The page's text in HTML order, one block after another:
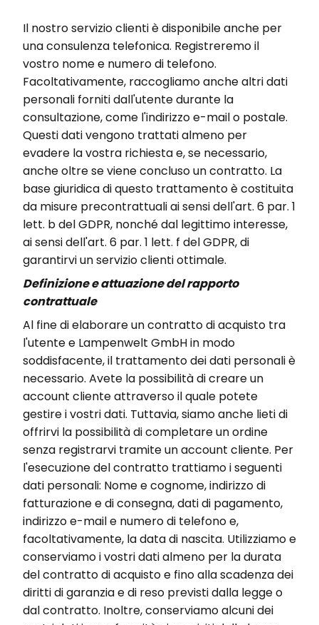
Il nostro servizio clienti è disponibile anche per
una consulenza telefonica. Registreremo il
vostro nome e numero di telefono.
Facoltativamente, raccogliamo anche altri dati
personali forniti dall'utente durante la
consultazione, come l'indirizzo e-mail o postale.
Questi dati vengono trattati almeno per
evadere la vostra richiesta e, se necessario,
anche oltre se viene concluso un contratto. La
base giuridica di questo trattamento è costituita
da misure precontrattuali ai sensi dell'art. 6 par. 1
lett. b del GDPR, nonché dal legittimo interesse,
ai sensi dell'art. 6 par. 1 lett. f del GDPR, di
garantirvi un servizio clienti ottimale.
Definizione e attuazione del rapporto
contrattuale
Al fine di elaborare un contratto di acquisto tra
l'utente e Lampenwelt GmbH in modo
soddisfacente, il trattamento dei dati personali è
necessario. Avete la possibilità di creare un
account cliente attraverso il quale potete
gestire i vostri dati. Tuttavia, siamo anche lieti di
offrirvi la possibilità di completare un ordine
senza registrarvi tramite un account cliente. Per
l'esecuzione del contratto trattiamo i seguenti
dati personali: Nome e cognome, indirizzo di
fatturazione e di consegna, dati di pagamento,
indirizzo e-mail e numero di telefono e,
facoltativamente, la data di nascita. Utilizziamo e
conserviamo i vostri dati almeno per la durata
del contratto di acquisto e fino alla scadenza dei
diritti di garanzia e di reso previsti dalla legge o
dal contratto. Inoltre, conserviamo alcuni dei